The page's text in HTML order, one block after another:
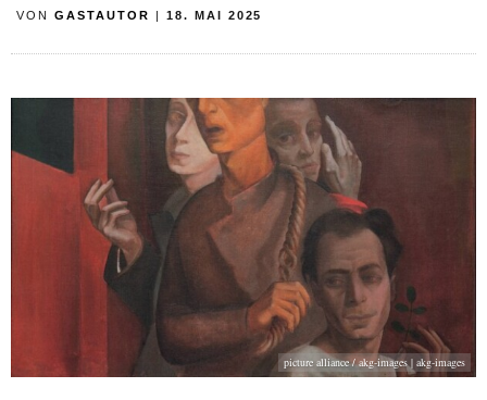
VON GASTAUTOR 18. MAI 2025
picture alliance / akg-images | akg-images